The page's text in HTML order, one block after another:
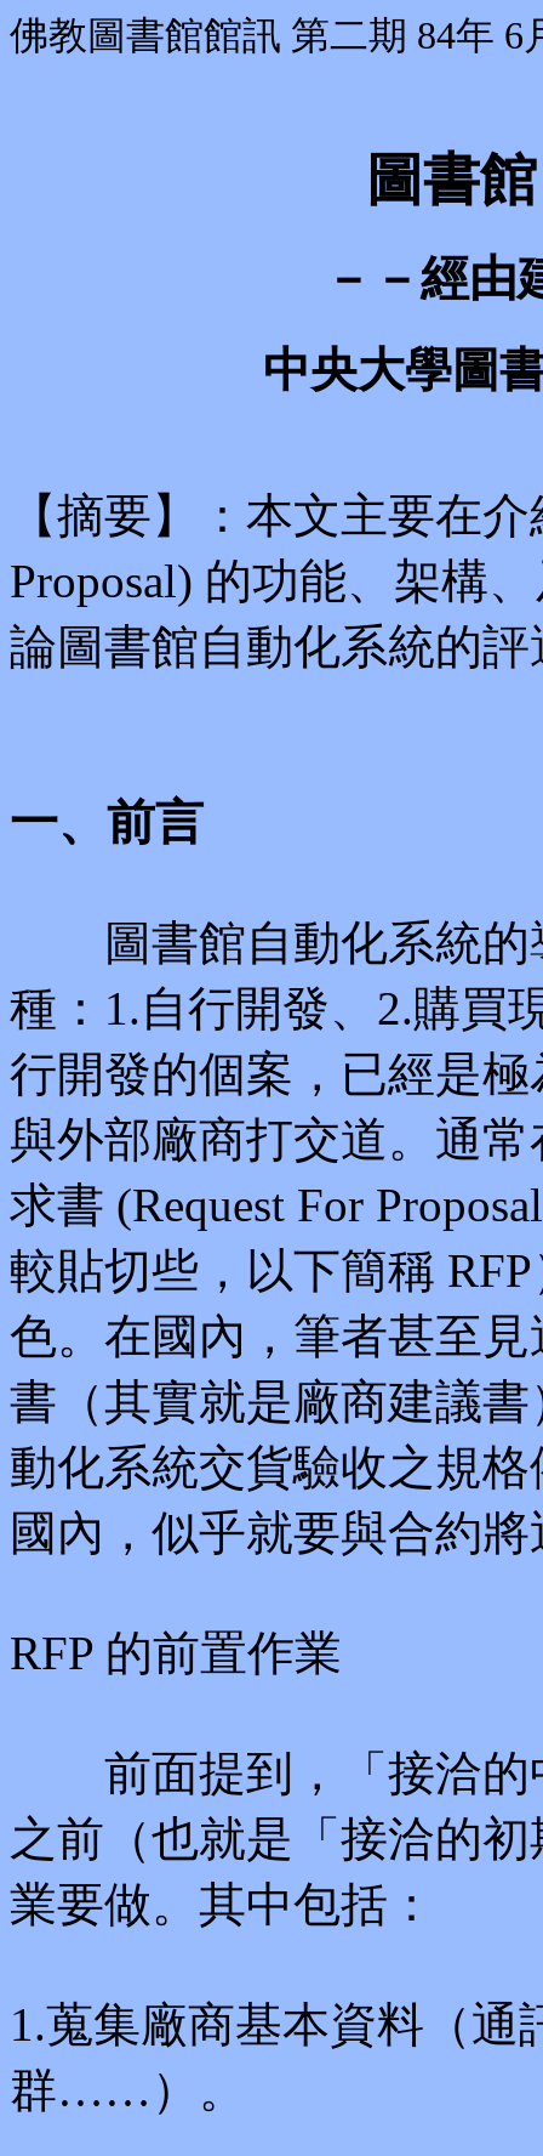
佛教圖書館館訊 第二期 84年 6
圖書
－－經由
中央大學圖
【摘要】：本文主要在
Proposal) 的功能、架構
論圖書館自動化系統的
一、前言
圖書館自動化系統的
種：1.自行開發、2.購買
行開發的個案，已經是
與外部廠商打交道。通
求書 (Request For
較貼切些，以下簡稱
色。在國內，筆者甚至
書（其實就是廠商建議
動化系統交貨驗收之規
國內，似乎就要與合約
RFP 的前置作業
前面提到，「接洽的
之前（也就是「接洽的
業要做。其中包括：
1.蒐集廠商基本資料（
群……）。